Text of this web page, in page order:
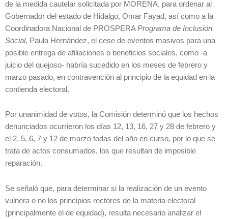
de la medida cautelar solicitada por MORENA, para ordenar al
Gobernador del estado de Hidalgo, Omar Fayad, así como a la
Coordinadora Nacional de PROSPERAPrograma de Inclusión
Social, Paula Hernández, el cese de eventos masivos para una
posible entrega de afiliaciones o beneficios sociales, como -a
juicio del quejoso- habría sucedido en los meses de febrero y
marzo pasado, en contravención al principio de la equidad en la
contienda electoral.
Por unanimidad de votos, la Comisión determinó que los hechos
denunciados ocurrieron los días 12, 13, 16, 27 y 28 de febrero y
el 2, 5, 6, 7 y 12 de marzo todas del año en curso, por lo que se
trata de actos consumados, los que resultan de imposible
reparación.
Se señaló que, para determinar si la realización de un evento
vulnera o no los principios rectores de la materia electoral
(principalmente el de equidad), resulta necesario analizar el